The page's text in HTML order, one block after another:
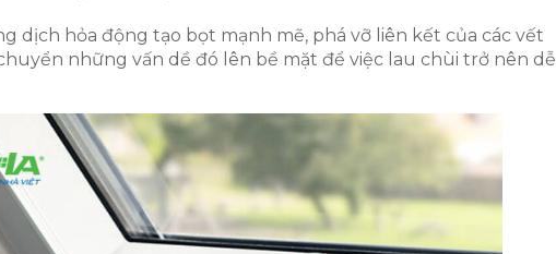
dịch hỏa động tạo bọt mạnh mẽ, phá vỡ liên kết của các vết
những vấn dề đó lên bề mặt để việc lau chùi trở nên dễ